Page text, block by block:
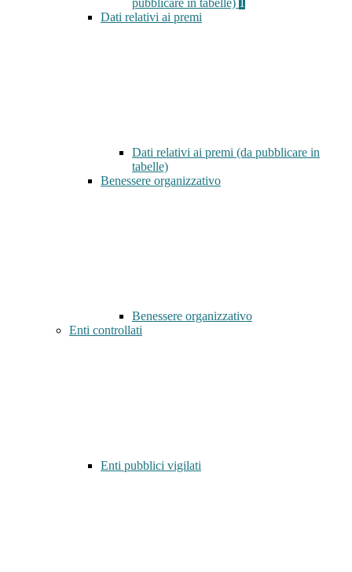
pubblicare in tabelle)
Dati relativi ai premi
Dati relativi ai premi (da pubblicare in
tabelle)
Benessere organizzativo
Benessere organizzativo
Enti controllati
Enti pubblici vigilati